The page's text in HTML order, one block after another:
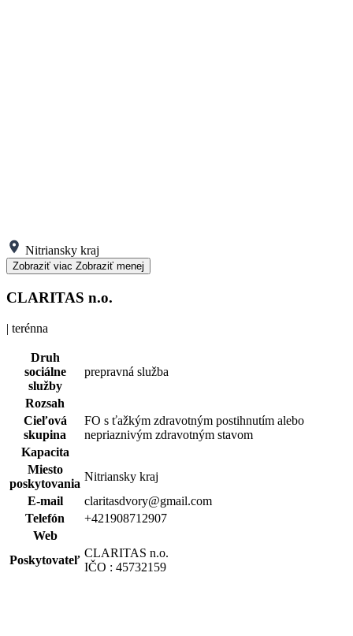
Nitriansky kraj
Zobraziť viac Zobraziť menej
CLARITAS n.o.
| terénna
Druh
sociálne
služby
prepravná služba
Rozsah
Cieľová
skupina
FO s ťažkým zdravotným postihnutím alebo
nepriaznivým zdravotným stavom
Kapacita
Miesto
poskytovania
Nitriansky kraj
E-mail
claritasdvory@gmail.com
Telefón
+421908712907
Web
Poskytovateľ
CLARITAS n.o.
IČO : 45732159